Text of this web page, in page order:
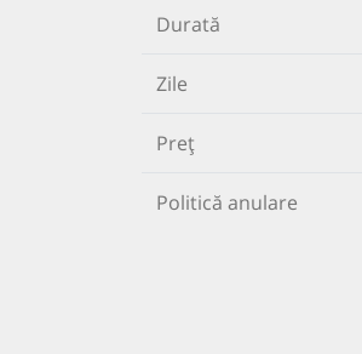
Durată
Zile
Preț
Politică anulare